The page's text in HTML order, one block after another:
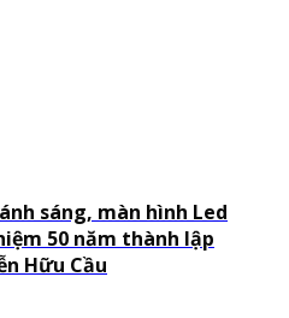
sáng, màn hình Led
50 năm thành lập
Hữu Cầu